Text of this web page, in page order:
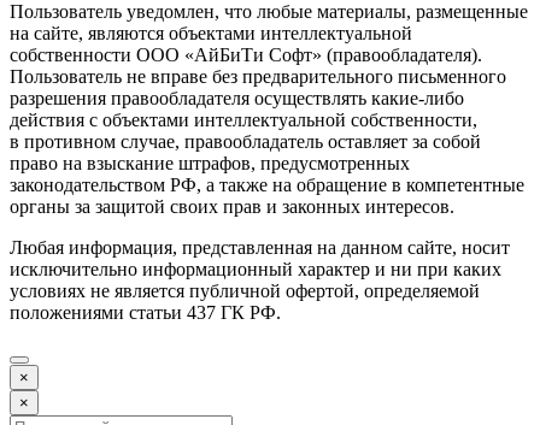
Пользователь уведомлен, что любые материалы, размещенные
на сайте, являются объектами интеллектуальной
собственности ООО «АйБиТи Софт» (правообладателя).
Пользователь не вправе без предварительного письменного
разрешения правообладателя осуществлять какие-либо
действия с объектами интеллектуальной собственности,
в противном случае, правообладатель оставляет за собой
право на взыскание штрафов, предусмотренных
законодательством РФ, а также на обращение в компетентные
органы за защитой своих прав и законных интересов.
Любая информация, представленная на данном сайте, носит
исключительно информационный характер и ни при каких
условиях не является публичной офертой, определяемой
положениями статьи 437 ГК РФ.
×
×